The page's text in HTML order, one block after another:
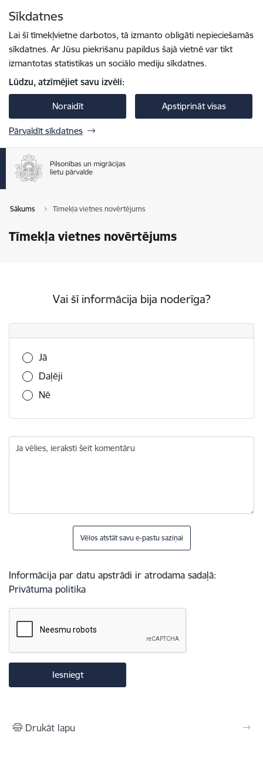
Sīkdatnes
Lai šī tīmekļvietne darbotos, tā izmanto obligāti nepieciešamās
sīkdatnes. Ar Jūsu piekrišanu papildus šajā vietnē var tikt
izmantotas statistikas un sociālo mediju sīkdatnes.
Lūdzu, atzīmējiet savu izvēli:
Noraidīt Apstiprināt visas
Pārvaldīt sīkdatnes
Sākums Tīmekļa vietnes novērtējums
Tīmekļa vietnes novērtējums
Vai šī informācija bija noderīga?
Vai šī informācija bija noderīga?
Jā
Daļēji
Nē
Ja vēlies, ieraksti šeit komentāru
Vēlos atstāt savu e-pastu saziņai
Informācija par datu apstrādi ir atrodama sadaļā:
Privātuma politika
Drukāt lapu